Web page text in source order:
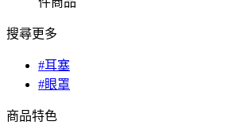
搜尋更多
#耳塞
#眼罩
商品特色